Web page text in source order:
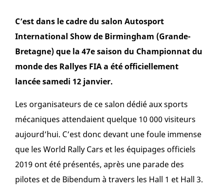
C’est dans le cadre du salon Autosport
International Show de Birmingham (Grande-
Bretagne) que la 47e saison du Championnat du
monde des Rallyes FIA a été officiellement
lancée samedi 12 janvier.
Les organisateurs de ce salon dédié aux sports
mécaniques attendaient quelque 10 000 visiteurs
aujourd’hui. C’est donc devant une foule immense
que les World Rally Cars et les équipages officiels
2019 ont été présentés, après une parade des
pilotes et de Bibendum à travers les Hall 1 et Hall 3.